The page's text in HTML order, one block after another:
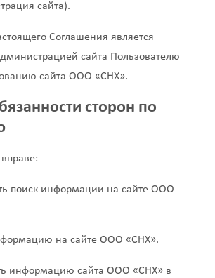
сайта).
Соглашения является
сайта Пользователю
сайта ООО «СНХ».
сторон по
поиск информации на сайте ООО
на сайте ООО «СНХ».
информацию сайта ООО «СНХ» в